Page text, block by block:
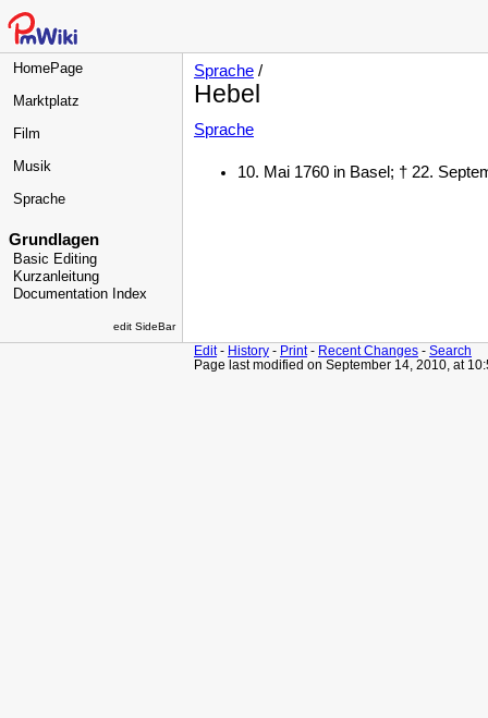
HomePage
Marktplatz
Film
Musik
Sprache
Grundlagen
Basic Editing
Kurzanleitung
Documentation Index
edit SideBar
Sprache /
Hebel
Sprache
10. Mai 1760 in Basel; † 22.
Edit- History - Print- Recent Changes - Search
Page last modified on September 14, 2010, at